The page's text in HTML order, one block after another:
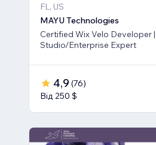
FL, US
MAYU Technologies
Certified Wix Velo Developer
Studio/Enterprise Expert
4,9 (76)
Від 250 $